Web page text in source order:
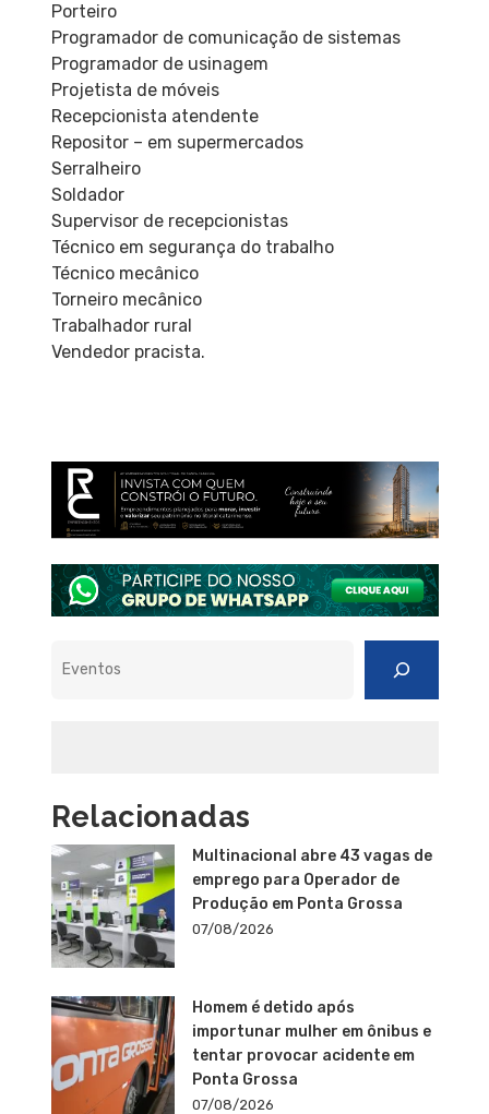
Porteiro
Programador de comunicação de sistemas
Programador de usinagem
Projetista de móveis
Recepcionista atendente
Repositor – em supermercados
Serralheiro
Soldador
Supervisor de recepcionistas
Técnico em segurança do trabalho
Técnico mecânico
Torneiro mecânico
Trabalhador rural
Vendedor pracista.
Relacionadas
Multinacional abre 43 vagas de
emprego para Operador de
Produção em Ponta Grossa
07/08/2026
Homem é detido após
importunar mulher em ônibus e
tentar provocar acidente em
Ponta Grossa
07/08/2026